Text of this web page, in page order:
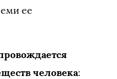
ее
человека: